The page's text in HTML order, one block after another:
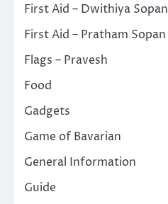
First Aid – Dwithiya Sopan
First Aid – Pratham Sopan
Flags – Pravesh
Food
Gadgets
Game of Bavarian
General Information
Guide